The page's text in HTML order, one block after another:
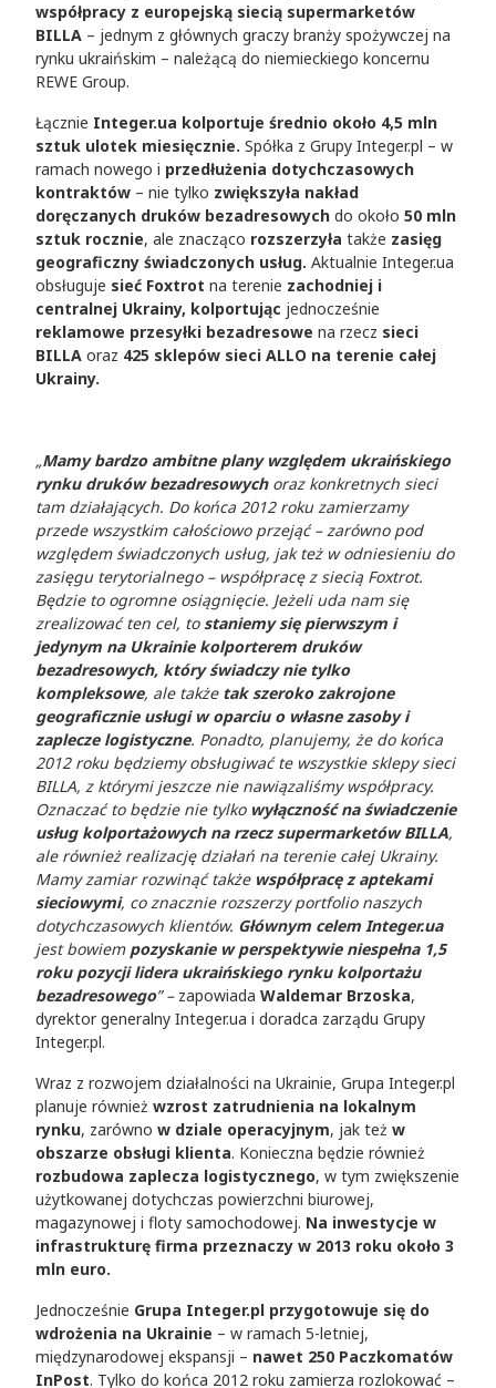
współpracy z europejską siecią supermarketów
BILLA – jednym z głównych graczy branży spożywczej na
rynku ukraińskim – należącą do niemieckiego koncernu
REWE Group.
Łącznie Integer.ua kolportuje średnio około 4,5 mln
sztuk ulotek miesięcznie. Spółka z Grupy Integer.pl – w
ramach nowego i przedłużenia dotychczasowych
kontraktów – nie tylko zwiększyła nakład
doręczanych druków bezadresowych do około 50 mln
sztuk rocznie, ale znacząco rozszerzyła także zasięg
geograficzny świadczonych usług. Aktualnie Integer.ua
obsługuje sieć Foxtrot na terenie zachodniej i
centralnej Ukrainy, kolportując jednocześnie
reklamowe przesyłki bezadresowe na rzecz sieci
BILLA oraz 425 sklepów sieci ALLO na terenie całej
Ukrainy.
„Mamy bardzo ambitne plany względem ukraińskiego
rynku druków bezadresowychoraz konkretnych sieci
tam działających. Do końca 2012 roku zamierzamy
przede wszystkim całościowo przejąć – zarówno pod
względem świadczonych usług, jak też w odniesieniu do
zasięgu terytorialnego – współpracę z siecią Foxtrot.
Będzie to ogromne osiągnięcie. Jeżeli uda nam się
zrealizować ten cel, tostaniemy się pierwszym i
jedynym na Ukrainie kolporterem druków
bezadresowych, który świadczy nie tylko
kompleksowe, ale także tak szeroko zakrojone
geograficznie usługi w oparciu o własne zasoby i
zaplecze logistyczne. Ponadto, planujemy, że do końca
2012 roku będziemy obsługiwać te wszystkie sklepy sieci
BILLA, z którymi jeszcze nie nawiązaliśmy współpracy.
Oznaczać to będzie nie tylko wyłączność na świadczenie
usług kolportażowych na rzecz supermarketów BILLA,
ale również realizację działań na terenie całej Ukrainy.
Mamy zamiar rozwinąć także współpracę z aptekami
sieciowymi, co znacznie rozszerzy portfolio naszych
dotychczasowych klientów. Głównym celem Integer.ua
jest bowiem pozyskanie w perspektywie niespełna 1,5
roku pozycji lidera ukraińskiego rynku kolportażu
bezadresowego”– zapowiada Waldemar Brzoska,
dyrektor generalny Integer.ua i doradca zarządu Grupy
Integer.pl.
Wraz z rozwojem działalności na Ukrainie, Grupa Integer.pl
planuje również wzrost zatrudnienia na lokalnym
rynku, zarówno w dziale operacyjnym, jak też w
obszarze obsługi klienta. Konieczna będzie również
rozbudowa zaplecza logistycznego, w tym zwiększenie
użytkowanej dotychczas powierzchni biurowej,
magazynowej i floty samochodowej. Na inwestycje w
infrastrukturę firma przeznaczy w 2013 roku około 3
mln euro.
Jednocześnie Grupa Integer.pl przygotowuje się do
wdrożenia na Ukrainie – w ramach 5-letniej,
międzynarodowej ekspansji – nawet 250 Paczkomatów
InPost. Tylko do końca 2012 roku zamierza rozlokować –